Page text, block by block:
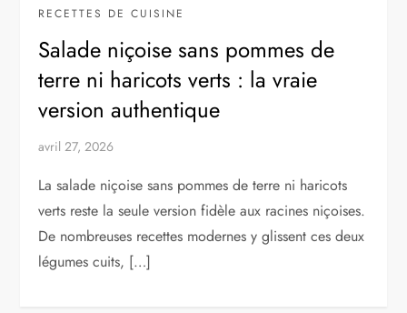
RECETTES DE CUISINE
Salade niçoise sans pommes de
terre ni haricots verts : la vraie
version authentique
avril 27, 2026
La salade niçoise sans pommes de terre ni haricots
verts reste la seule version fidèle aux racines niçoises.
De nombreuses recettes modernes y glissent ces deux
légumes cuits, […]